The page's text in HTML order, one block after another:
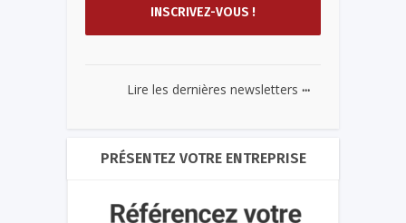
Lire les dernières newsletters ...
PRÉSENTEZ VOTRE ENTREPRISE